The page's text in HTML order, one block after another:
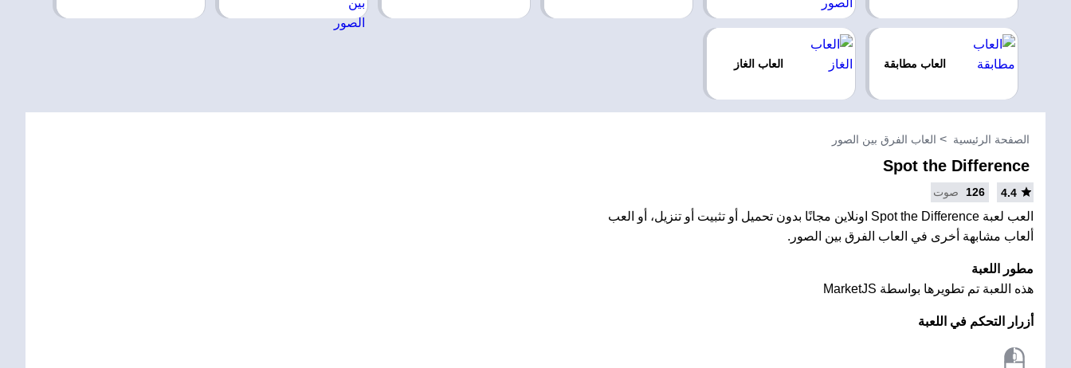
العاب مطابقة العاب الغاز
الصفحة الرئيسية العاب الفرق بين الصور
Spot the Difference
4.4
126 صوت
العب لعبة Spot the Difference اونلاين مجانًا بدون تحميل أو تثبيت أو تنزيل، أو العب
ألعاب مشابهة أخرى في العاب الفرق بين الصور.
مطور اللعبة
هذه اللعبة تم تطويرها بواسطة MarketJS
أزرار التحكم في اللعبة